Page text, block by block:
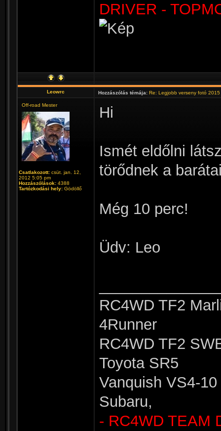
DRIVER -
Leowrc Hozzászólás témája: Re: Legjobb verseny fotó 2015
Off-road Mester
Csatlakozott: csüt. jan. 12,
2012 5:05 pm
Hozzászólások: 4388
Tartózkodási hely: Gödöllő
Hi
Ismét eldőlni
törődnek a
Még 10 perc!
Üdv: Leo
RC4WD TF2
4Runner
RC4WD TF2
Toyota SR5
Vanquish VS4-
Subaru,
- RC4WD TEAM